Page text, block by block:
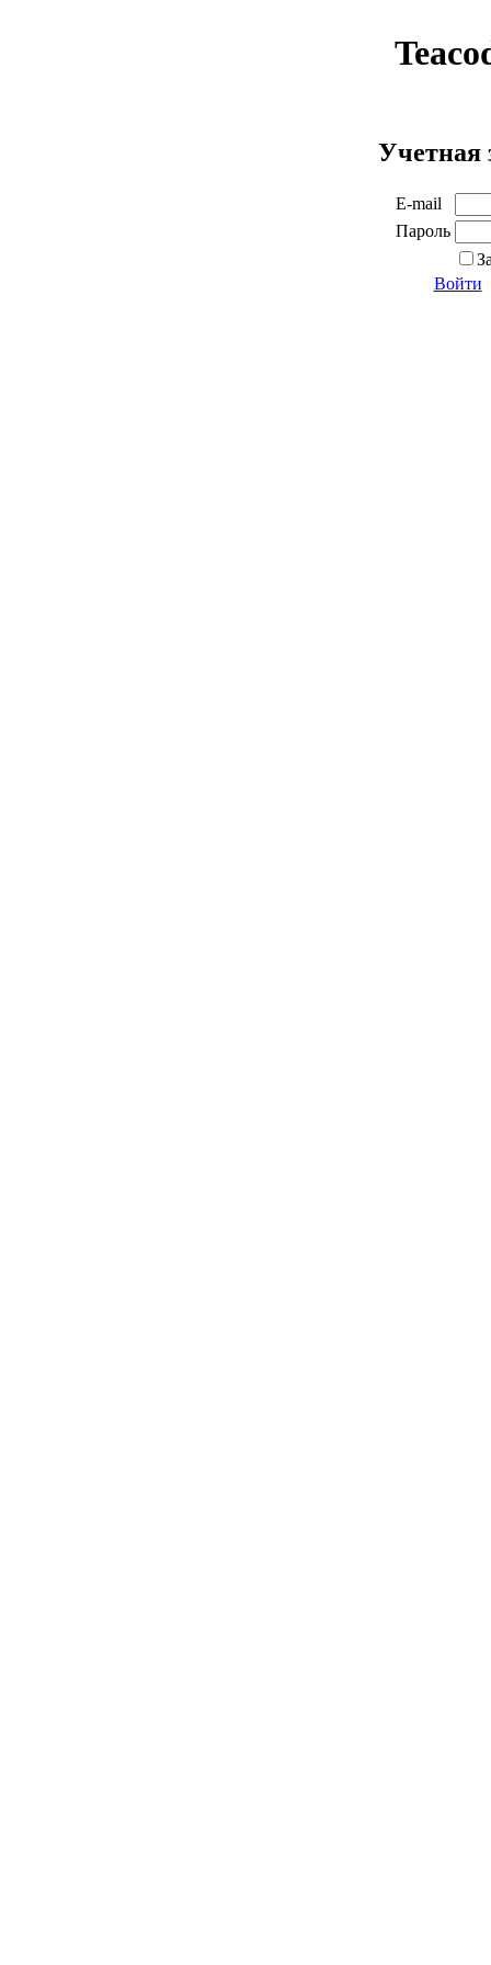
Учетная
E-mail
Пароль
Войти